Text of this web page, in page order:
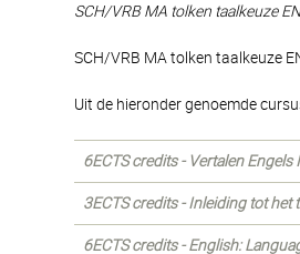
SCH/VRB MA tolken taalkeuze
SCH/VRB MA tolken taalkeuze
Uit de hieronder genoemde
6ECTS credits - Vertalen Engels
3ECTS credits - Inleiding tot het
6ECTS credits - English: